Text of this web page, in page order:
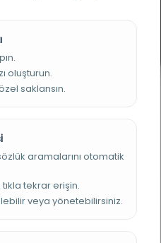
oluşturun.
saklansın.
aramalarını otomatik
tekrar erişin.
veya yönetebilirsiniz.